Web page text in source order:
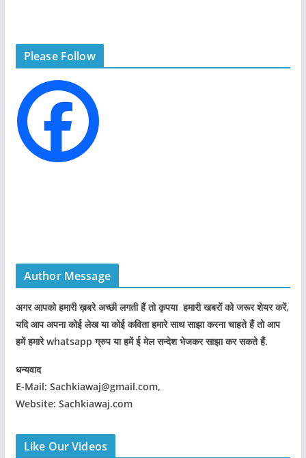
r
e
s
Please Follow
Author Message
अगर आपको हमारी ख़बरे अच्छी लगती हैं तो कृपया हमारी खबरों को जरूर शेयर करें,
यदि आप अपना कोई लेख या कोई कविता हमारे साथ साझा करना चाहते हैं तो आप
हमें हमारे whatsapp ग्रुप या हमें ई मेल सन्देश भेजकर साझा कर सकते हैं.
धन्यवाद
E-Mail: Sachkiawaj@gmail.com,
Website: Sachkiawaj.com
Like Our Videos